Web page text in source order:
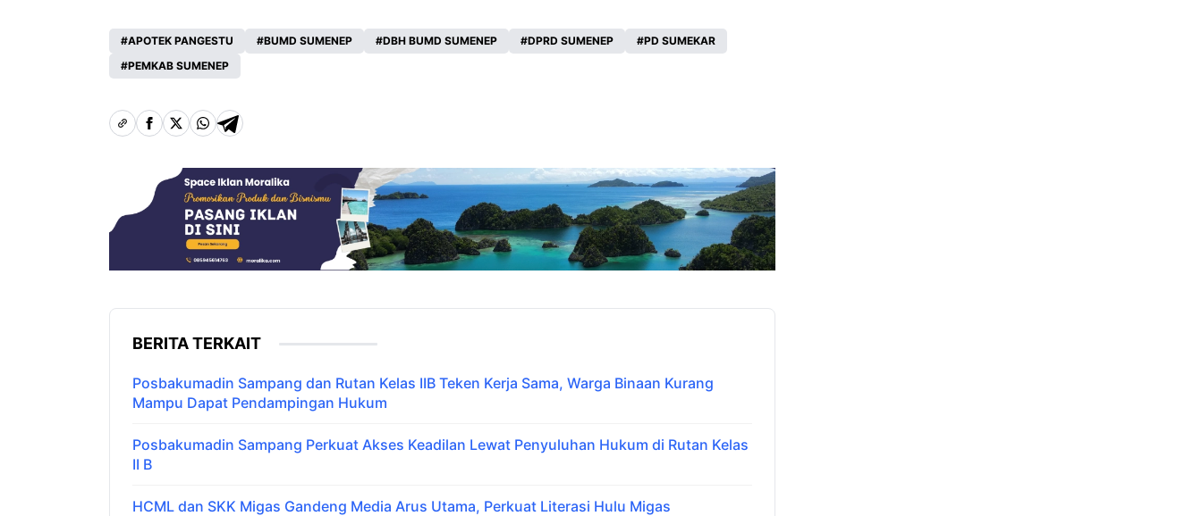
APOTEK PANGESTU BUMD SUMENEP DBH BUMD SUMENEP DPRD SUMENEP
PD SUMEKAR
PEMKAB SUMENEP
BERITA TERKAIT
Posbakumadin Sampang dan Rutan Kelas IIB Teken Kerja Sama, Warga Binaan Kurang
Mampu Dapat Pendampingan Hukum
Posbakumadin Sampang Perkuat Akses Keadilan Lewat Penyuluhan Hukum di Rutan Kelas
II B
HCML dan SKK Migas Gandeng Media Arus Utama, Perkuat Literasi Hulu Migas